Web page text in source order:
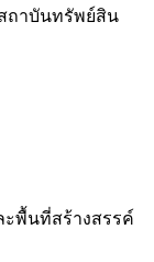
ถาบันทรัพย์สิน
พื้นที่สร้างสรรค์